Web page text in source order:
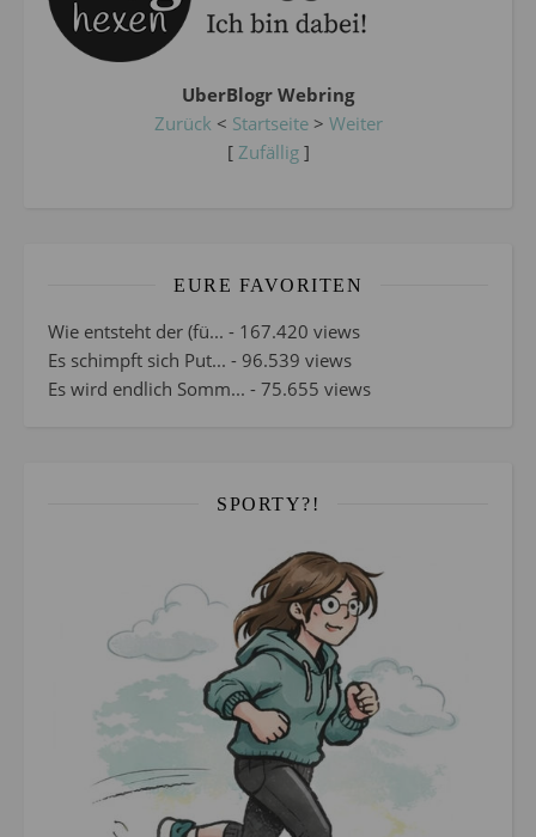
UberBlogr Webring
Zurück < Startseite> Weiter
[ Zufällig]
EURE FAVORITEN
Wie entsteht der (fü... - 167.420 views
Es schimpft sich Put... - 96.539 views
Es wird endlich Somm... - 75.655 views
SPORTY?!